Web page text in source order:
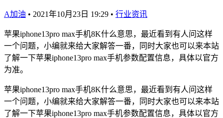
A加油 • 2021年10月23日 19:29 • 行业资讯
苹果iphone13pro max手机8K什么意思，最近看到有人问这样
一个问题，小编就来给大家解答一番，同时大家也可以来本站
了解一下苹果iphone13pro max手机参数配置信息，具体以官方
为准。
苹果iphone13pro max手机8K什么意思，最近看到有人问这样
一个问题，小编就来给大家解答一番，同时大家也可以来本站
了解一下苹果iphone13pro max手机参数配置信息，具体以官方